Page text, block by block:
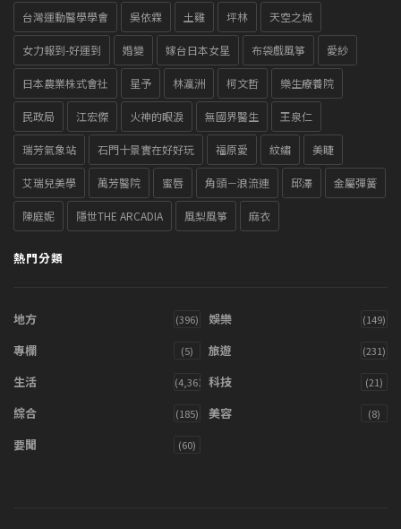
台灣運動醫學學會 吳依霖 土雞 坪林 天空之城
女力報到-好運到 婚變 嫁台日本女星 布袋戲風箏 愛紗
日本農業株式會社 星予 林瀛洲 柯文哲 樂生療養院
民政局 江宏傑 火神的眼淚 無國界醫生 王泉仁
瑞芳氣象站 石門十景實在好好玩 福原愛 紋繡 美睫
艾瑞兒美學 萬芳醫院 蜜唇 角頭－浪流連 邱澤 金屬彈簧
陳庭妮 隱世THE ARCADIA 風梨風箏 麻衣
熱門分類
地方 (396) 娛樂 (149)
專欄 (5) 旅遊 (231)
生活 (4,361) 科技 (21)
綜合 (185) 美容 (8)
要聞 (60)